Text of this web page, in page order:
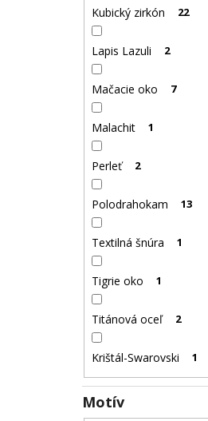
Kubický zirkón 22
Lapis Lazuli 2
Mačacie oko 7
Malachit 1
Perleť 2
Polodrahokam 13
Textilná šnúra 1
Tigrie oko 1
Titánová oceľ 2
Krištál-Swarovski 1
Motív